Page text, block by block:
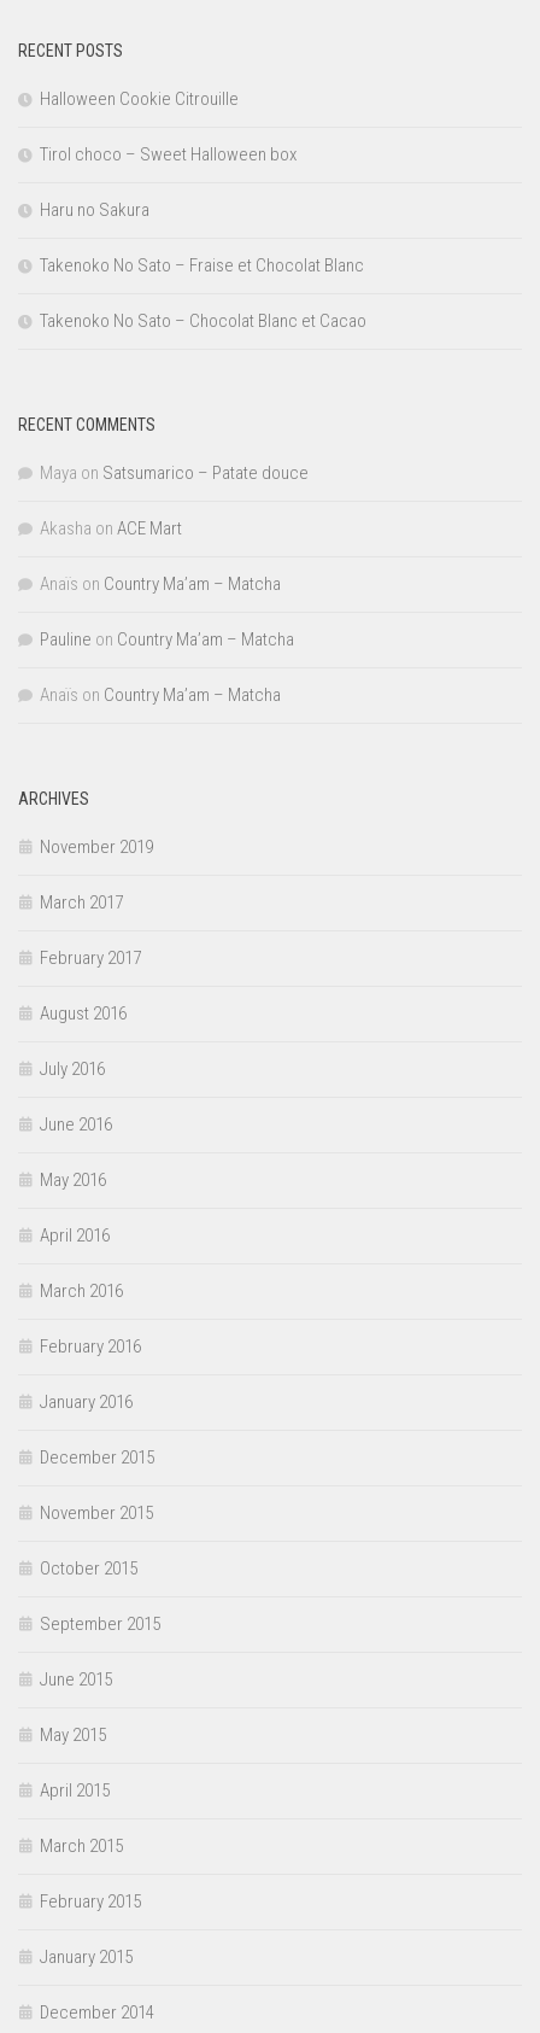
RECENT POSTS
Halloween Cookie Citrouille
Tirol choco – Sweet Halloween box
Haru no Sakura
Takenoko No Sato – Fraise et Chocolat Blanc
Takenoko No Sato – Chocolat Blanc et Cacao
RECENT COMMENTS
Maya on Satsumarico – Patate douce
Akasha on ACE Mart
Anaïs on Country Ma’am – Matcha
Pauline on Country Ma’am – Matcha
Anaïs on Country Ma’am – Matcha
ARCHIVES
November 2019
March 2017
February 2017
August 2016
July 2016
June 2016
May 2016
April 2016
March 2016
February 2016
January 2016
December 2015
November 2015
October 2015
September 2015
June 2015
May 2015
April 2015
March 2015
February 2015
January 2015
December 2014